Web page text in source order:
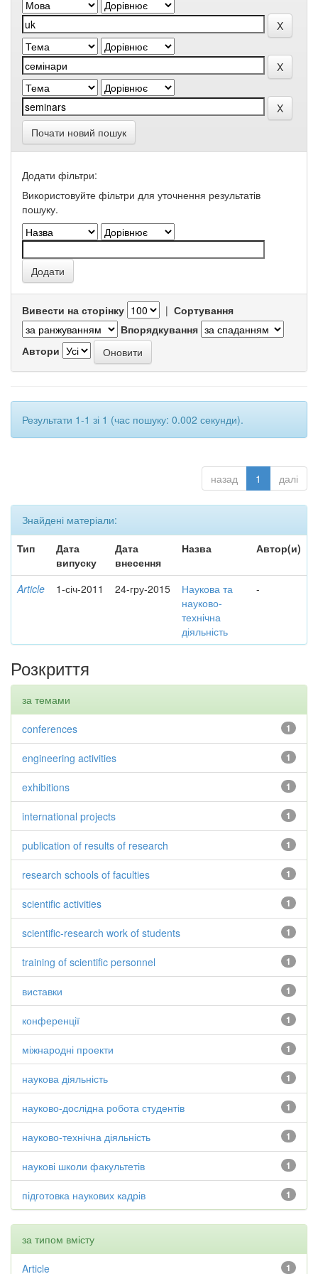
Почати новий пошук
Додати фільтри:
Використовуйте фільтри для уточнення результатів
пошуку.
Вивести на сторінку | Сортування
Впорядкування
Автори
Результати 1-1 зі 1 (час пошуку: 0.002 секунди).
назад 1 далі
Знайдені матеріали:
Тип
Дата
випуску
Дата
внесення
Назва Автор(и)
Article 1-січ-2011 24-гру-2015
Наукова та
науково-
технічна
діяльність
-
Розкриття
за темами
1
conferences
1
engineering activities
1
exhibitions
1
international projects
1
publication of results of research
1
research schools of faculties
1
scientific activities
1
scientific-research work of students
1
training of scientific personnel
1
виставки
1
конференції
1
міжнародні проекти
1
наукова діяльність
1
науково-дослідна робота студентів
1
науково-технічна діяльність
1
наукові школи факультетів
1
підготовка наукових кадрів
за типом вмісту
1
Article